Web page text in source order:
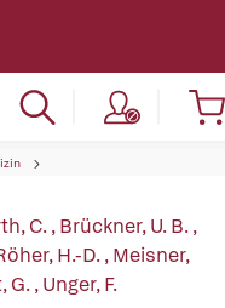
C.,Brückner, U. B.,
H.-D.,Meisner,
G.,Unger, F.